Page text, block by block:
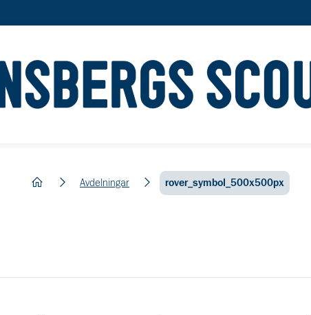
hem Avdelningar rover_symbol_500x500px